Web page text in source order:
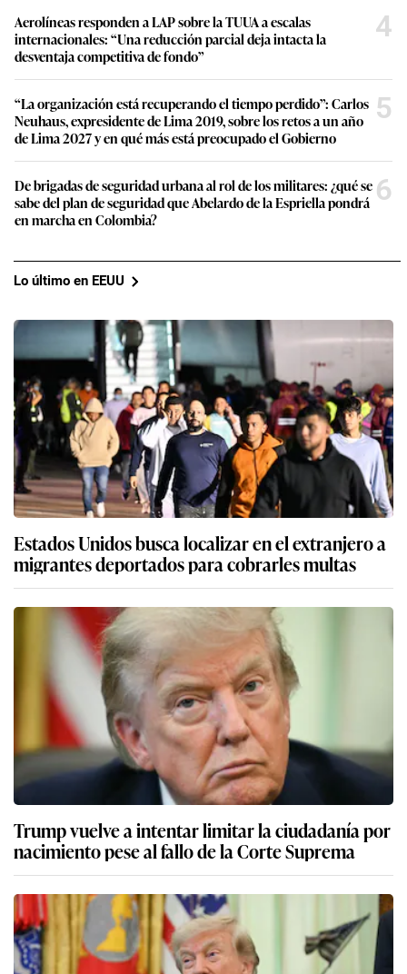
Aerolíneas responden a LAP sobre la TUUA a escalas
internacionales: “Una reducción parcial deja intacta la
desventaja competitiva de fondo”
4
“La organización está recuperando el tiempo perdido”: Carlos
Neuhaus, expresidente de Lima 2019, sobre los retos a un año
de Lima 2027 y en qué más está preocupado el Gobierno
5
De brigadas de seguridad urbana al rol de los militares: ¿qué se
sabe del plan de seguridad que Abelardo de la Espriella pondrá
en marcha en Colombia?
6
Lo último en EEUU
Estados Unidos busca localizar en el extranjero a
migrantes deportados para cobrarles multas
Trump vuelve a intentar limitar la ciudadanía por
nacimiento pese al fallo de la Corte Suprema